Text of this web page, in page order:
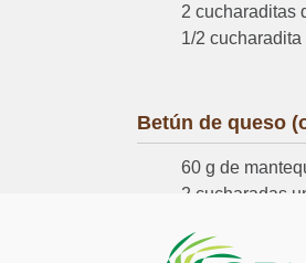
2 cucharaditas
1/2
Betún de queso
60 g de
2 cucharadas
250 g de azúcar